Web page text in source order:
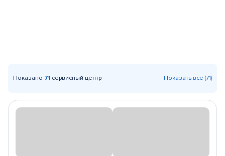
Показано 71 сервисный центр Показать все (71)